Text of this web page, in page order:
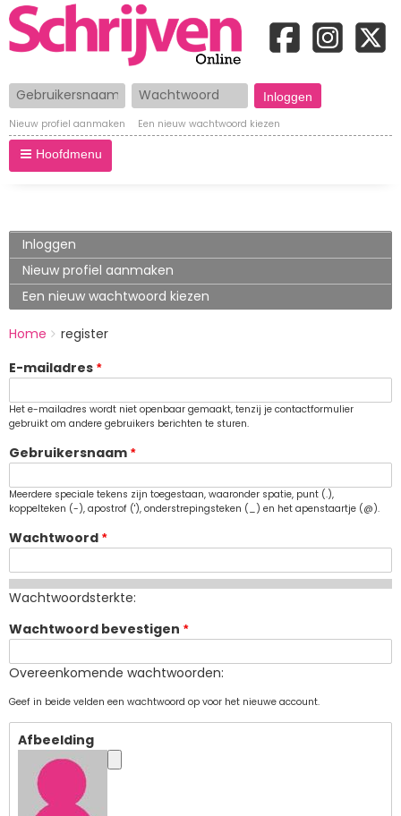
Gebruikersnaam Wachtwoord
Nieuw profiel aanmaken Een nieuw wachtwoord kiezen
Hoofdmenu
Primary
tabs
Inloggen
Nieuw profiel aanmaken
tabblad)
Een nieuw wachtwoord kiezen
BREADCRUMBS
You
here:
Home
register
E-mailadres
Het e-mailadres wordt niet openbaar gemaakt, tenzij je contactformulier
gebruikt om andere gebruikers berichten te sturen.
Gebruikersnaam
Meerdere speciale tekens zijn toegestaan, waaronder spatie, punt (.),
koppelteken (-), apostrof ('), onderstrepingsteken (_) en het apenstaartje (@).
Wachtwoord
Wachtwoordsterkte:
Wachtwoord bevestigen
Overeenkomende wachtwoorden:
Geef in beide velden een wachtwoord op voor het nieuwe account.
Afbeelding